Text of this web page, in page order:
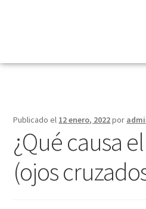
Publicado el 12 enero, 2022por
¿Qué causa
(ojos